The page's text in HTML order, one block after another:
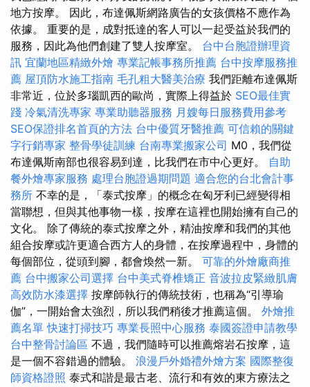
地方按摩。 因此，布達佩斯網路廣告的女孩價格不應作為
依據。 重要的是，成對抵達的客人可以一起受益於我們的
服務，因此為他們創建了雙人按摩室。 台中台胞證辦理資
訊 宜蘭地區精緻外燴 專業記帳事務所推薦 台中按摩服務推
薦 屋頂防水施工指南 毛孔粗大醫美治療 我們距離布達佩斯
非常近，位於多瑙凱西的歐尚，實際上得益於 SEO最佳實
踐 冷氣清洗專家 專業助聽器服務 月嫂每日服務費用參考
SEO保證排名首頁的方法 台中優質牙醫推薦 可信賴的關鍵
字行銷專家 整骨學徒訓練 台南專業搬家公司 M0，我們從
布達佩斯南部也很容易到達，比我們在市中心更好。 自助
餐外燴專家服務 處理台胞證過期問題 適合您的台北會計事
務所 不幸的是，「泰式按摩」的概念在匈牙利已經變得相
當聯想，但與其他事物一樣，按摩在這裡也開始擁有自己的
文化。 除了傳統的泰式按摩之外，精油按摩和我們的其他
組合按摩或許更適合西方人的身體，在按摩過程中，身體的
每個部位，從頭到腳，都會煥然一新。 可靠的外燴廠商推
薦 台中搬家公司選擇 台中美式脊椎矯正 音波拉皮緊緻肌膚
高效防水漆選擇 按摩師執行的傳統技術，也稱為“引導瑜
伽”，一開始會太強烈，所以我們稍後才推薦這個。 外燴推
薦名單 快速打掃技巧 專業長照中心服務 泰國簽證申請教學
台中整骨討論區 不過，我們隨時可以推薦熔岩石按摩，這
是一個不容錯過的體驗。 浪漫戶外婚禮外燴方案 國際整復
師資格證照 泰式和諧是最古老、流行和有效的東方療法之